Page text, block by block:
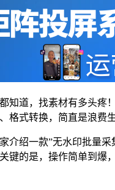
知道，找素材有多头疼
格式转换，简直是浪费
介绍一款”无水印批量
键的是，操作简单到爆